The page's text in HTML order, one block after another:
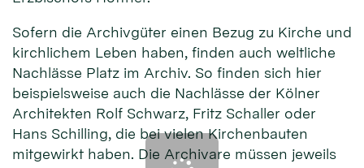
Sofern die Archivgüter einen Bezug zu Kirche und
kirchlichem Leben haben, finden auch weltliche
Nachlässe Platz im Archiv. So finden sich hier
beispielsweise auch die Nachlässe der Kölner
Architekten Rolf Schwarz, Fritz Schaller oder
Hans Schilling, die bei vielen Kirchenbauten
mitgewirkt haben. Die Archivare müssen jeweils